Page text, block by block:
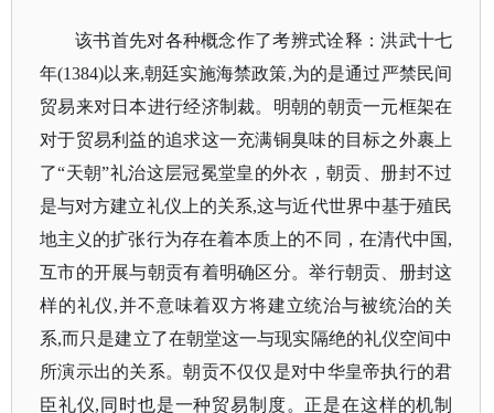
该书首先对各种概念作了考辨式诠释：洪武十七
年(1384)以来,朝廷实施海禁政策,为的是通过严禁民间
贸易来对日本进行经济制裁。明朝的朝贡一元框架在
对于贸易利益的追求这一充满铜臭味的目标之外裹上
了“天朝”礼治这层冠冕堂皇的外衣，朝贡、册封不过
是与对方建立礼仪上的关系,这与近代世界中基于殖民
地主义的扩张行为存在着本质上的不同，在清代中国 ,
互市的开展与朝贡有着明确区分。举行朝贡、册封这
样的礼仪,并不意味着双方将建立统治与被统治的关
系,而只是建立了在朝堂这一与现实隔绝的礼仪空间中
所演示出的关系。朝贡不仅仅是对中华皇帝执行的君
臣礼仪,同时也是一种贸易制度。正是在这样的机制